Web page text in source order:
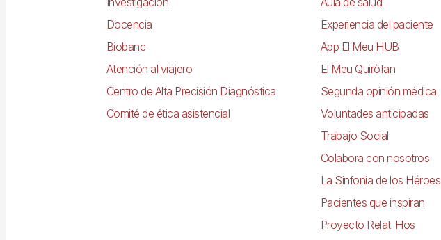
Docencia
Biobanc
Atención al viajero
Centro de Alta Precisión Diagnóstica
Comité de ética asistencial
Experiencia del paciente
App El Meu HUB
El Meu Quiròfan
Segunda opinión médica
Voluntades anticipadas
Trabajo Social
Colabora con nosotros
La Sinfonía de los Héroes
Pacientes que inspiran
Proyecto Relat-Hos